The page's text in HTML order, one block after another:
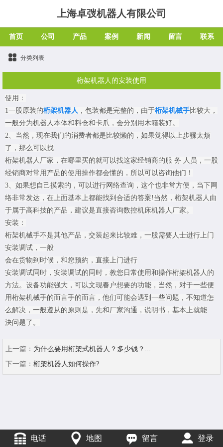
上海卓弢机器人有限公司
首页 公司 产品 案例 新闻 留言 联系
分类列表
桁架机器人的安装使用
使用：
1一股原装的桁架机器人 ，包装都是完整的，由于桁架机械手比较大，
一般分为机器人本体和料仓和卡爪，会分别用木箱装好。
2、当然，现在我们的消费者都是比较懒的，如果觉得以上步骤太烦
了，那么可以找
桁架机器人厂家，在哪里买的就可以找这家经销商的服 务 人员，一股
经销商对常用产品的使用操作都会懂的，所以可以咨询他们！
3、如果想自己摸索的，可以进行网络查询，这个也非常方便，当下网
络非常发达，在上面基本上都能找到合适的答案!当然，桁架机器人由
于属于高科技的产品，建议是直接咨询数控机床机器人厂家。
安装：
桁架机械手不是其他产品，交装起来比较难，一股需要人士进行上门
安装调试，一般
会在货物到时候，和您预約，直接上门进行
安装调试同时，安装调试的同时，教您日常使用和操作桁架机器人的
方法。设备功能强大，可以文现春户想要的功能，当然，对于一些便
用桁架机械手的而言手的而言，他们可能会遇到一些问题，不知道怎
么解决，一般遵从的原则是，先和厂家沟通，说明书，基本上就能
決问题了。
上一篇： 为什么要用桁架式机器人？多少钱？...
下一篇： 桁架机器人如何操作?
电话 地图 留言 登录